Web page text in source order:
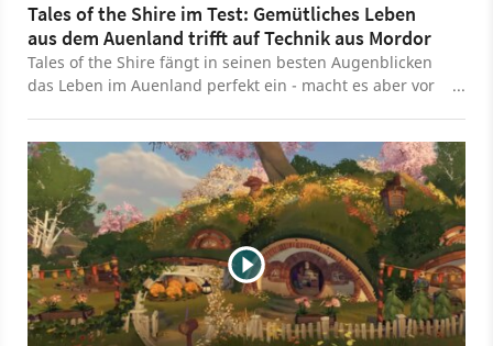
Tales of the Shire im Test: Gemütliches Leben
aus dem Auenland trifft auf Technik aus Mordor
Tales of the Shire fängt in seinen besten Augenblicken
das Leben im Auenland perfekt ein - macht es aber vor